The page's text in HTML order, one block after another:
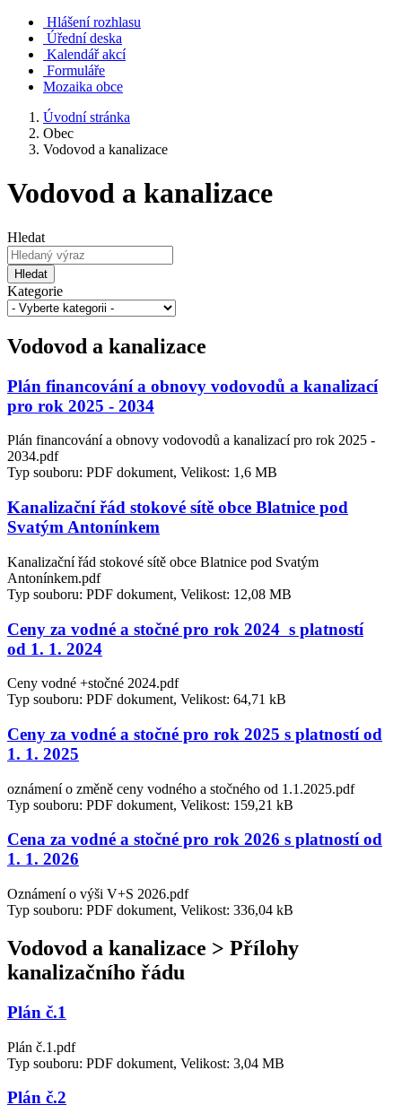
Hlášení rozhlasu
Úřední deska
Kalendář akcí
Formuláře
Mozaika obce
Úvodní stránka
Obec
Vodovod a kanalizace
Vodovod a kanalizace
Hledat
Hledat
Kategorie
Vodovod a kanalizace
Plán financování a obnovy vodovodů a kanalizací
pro rok 2025 - 2034
Plán financování a obnovy vodovodů a kanalizací pro rok 2025 -
2034.pdf
Typ souboru: PDF dokument, Velikost: 1,6 MB
Kanalizační řád stokové sítě obce Blatnice pod
Svatým Antonínkem
Kanalizační řád stokové sítě obce Blatnice pod Svatým
Antonínkem.pdf
Typ souboru: PDF dokument, Velikost: 12,08 MB
Ceny za vodné a stočné pro rok 2024 s platností
od 1. 1. 2024
Ceny vodné +stočné 2024.pdf
Typ souboru: PDF dokument, Velikost: 64,71 kB
Ceny za vodné a stočné pro rok 2025 s platností od
1. 1. 2025
oznámení o změně ceny vodného a stočného od 1.1.2025.pdf
Typ souboru: PDF dokument, Velikost: 159,21 kB
Cena za vodné a stočné pro rok 2026 s platností od
1. 1. 2026
Oznámení o výši V+S 2026.pdf
Typ souboru: PDF dokument, Velikost: 336,04 kB
Vodovod a kanalizace > Přílohy
kanalizačního řádu
Plán č.1
Plán č.1.pdf
Typ souboru: PDF dokument, Velikost: 3,04 MB
Plán č.2